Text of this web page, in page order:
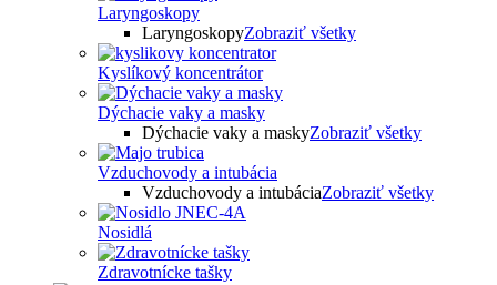
Laryngoskopy
LaryngoskopyZobraziť všetky
Kyslíkový koncentrátor
Dýchacie vaky a masky
Dýchacie vaky a maskyZobraziť všetky
Vzduchovody a intubácia
Vzduchovody a intubáciaZobraziť všetky
Nosidlá
Zdravotnícke tašky